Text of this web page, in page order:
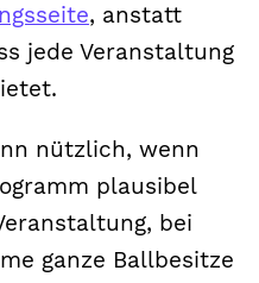
, anstatt
jede Veranstaltung
nützlich, wenn
plausibel
bei
ganze Ballbesitze